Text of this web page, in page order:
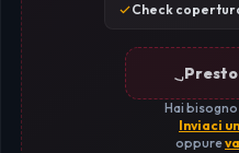
Check
Hai
Inviaci
oppure